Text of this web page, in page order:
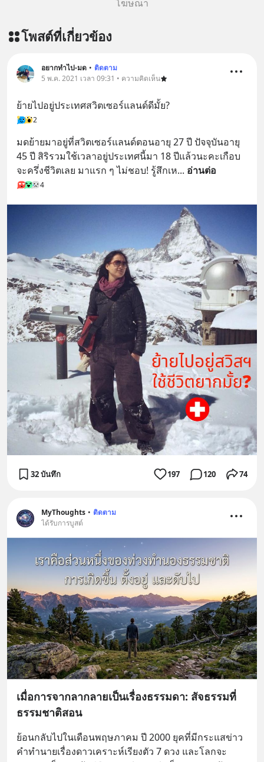
โฆษณา
โพสต์ที่เกี่ยวข้อง
อยากทำไป-มด • ติดตาม
5 พ.ค. 2021 เวลา 09:31 • ความคิดเห็น
ย้ายไปอยู่ประเทศสวิตเซอร์แลนด์ดีมั้ย?
2
มดย้ายมาอยู่ที่สวิตเซอร์แลนด์ตอนอายุ 27 ปี ปัจจุบันอายุ
45 ปี สิริรวมใช้เวลาอยู่ประเทศนี้มา 18 ปีแล้วนะคะเกือบ
จะครึ่งชีวิตเลย มาแรก ๆ ไม่ชอบ! รู้สึกเห... อ่านต่อ
4
32 บันทึก 197 120 74
MyThoughts • ติดตาม
ได้รับการบูสต์
เมื่อการจากลากลายเป็นเรื่องธรรมดา: สัจธรรมที่
ธรรมชาติสอน
ย้อนกลับไปในเดือนพฤษภาคม ปี 2000 ยุคที่มีกระแสข่าว
คำทำนายเรื่องดาวเคราะห์เรียงตัว 7 ดวง และโลกจะ